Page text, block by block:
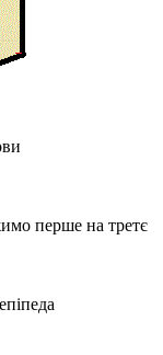
перше на третє